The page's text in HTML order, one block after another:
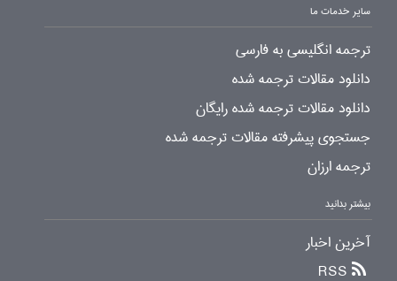
سایر خدمات ما
ترجمه انگلیسی به فارسی
دانلود مقالات ترجمه شده
دانلود مقالات ترجمه شده رایگان
جستجوی پیشرفته مقالات ترجمه شده
ترجمه ارزان
بیشتر بدانید
آخرین اخبار
RSS